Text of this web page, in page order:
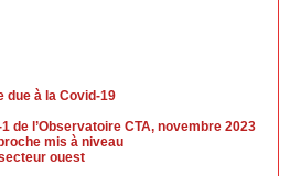
due à la Covid-19
de l’Observatoire CTA, novembre 2023
mis à niveau
ouest